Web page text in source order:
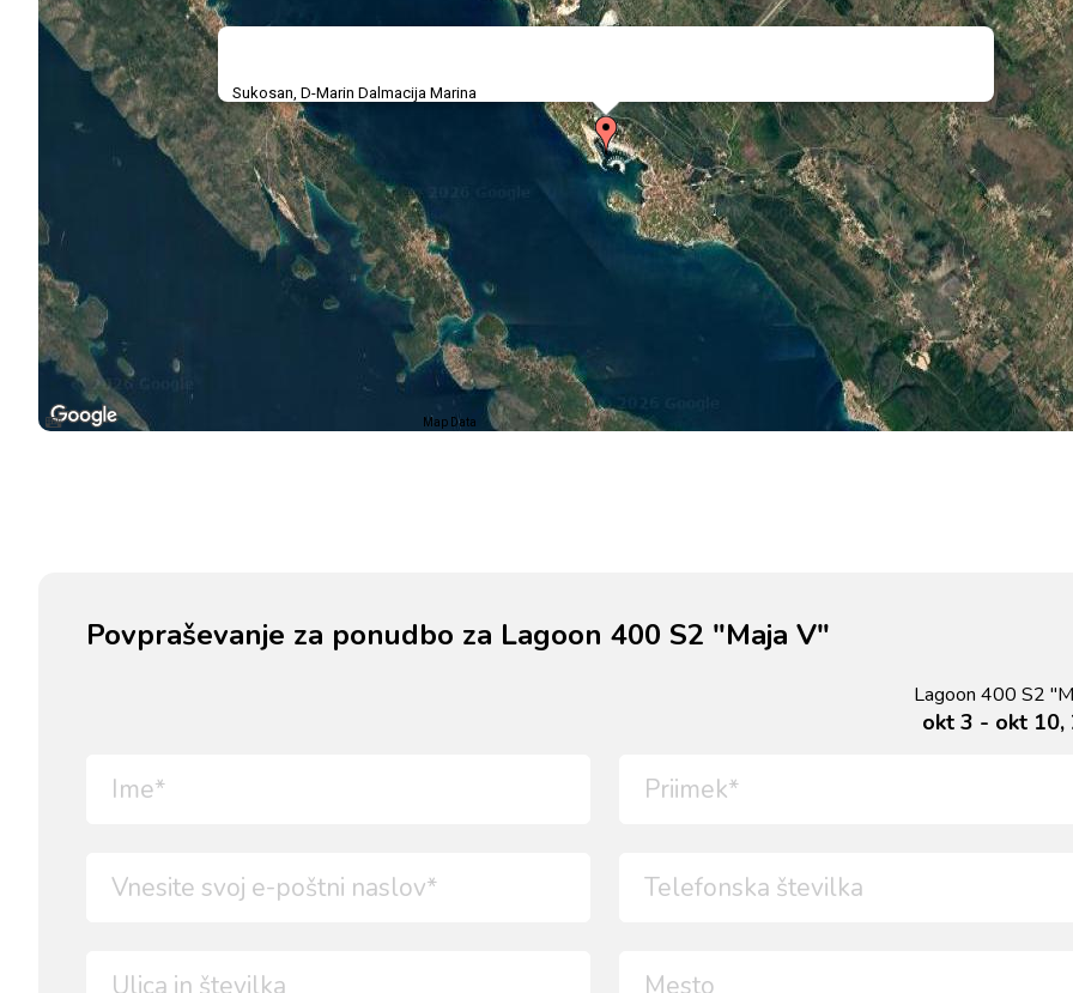
Sukosan, D-Marin Dalmacija Marina
Map Data
Povpraševanje za ponudbo za Lagoon 400 S2 "Maja V"
Lagoon 400 S2
okt 3 - okt 10,